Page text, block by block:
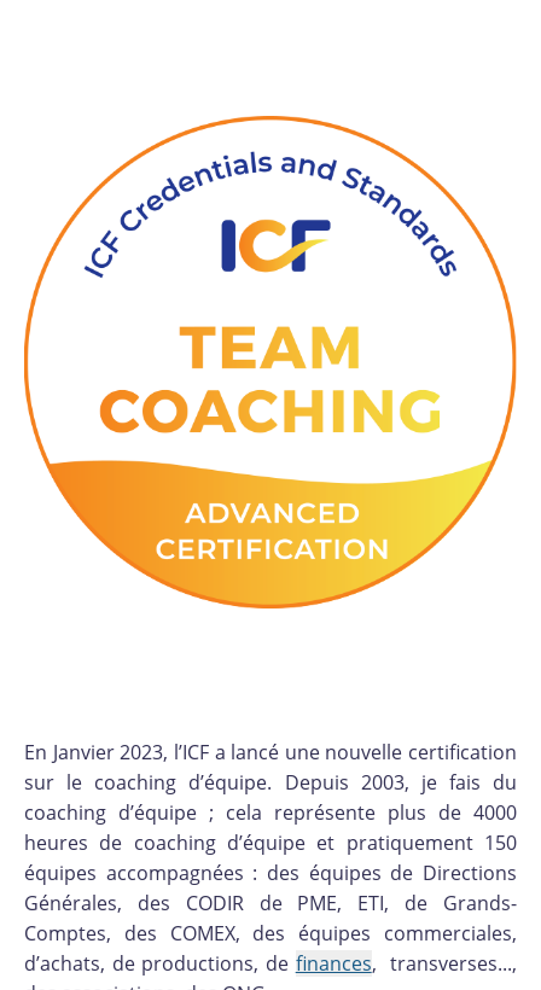
En Janvier 2023, l’ICF a lancé une nouvelle certification
sur le coaching d’équipe. Depuis 2003, je fais du
coaching d’équipe ; cela représente plus de 4000
heures de coaching d’équipe et pratiquement 150
équipes accompagnées : des équipes de Directions
Générales, des CODIR de PME, ETI, de Grands-
Comptes, des COMEX, des équipes commerciales,
d’achats, de productions, de finances, transverses...,